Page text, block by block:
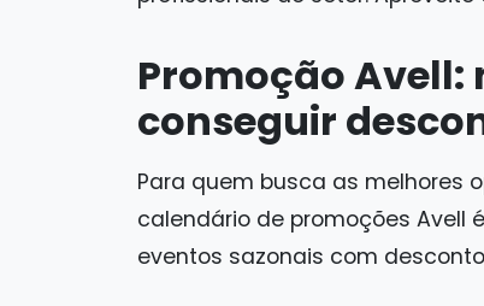
Promoção
conseguir
Para quem busca as melhores
calendário de promoções Avell
eventos sazonais com